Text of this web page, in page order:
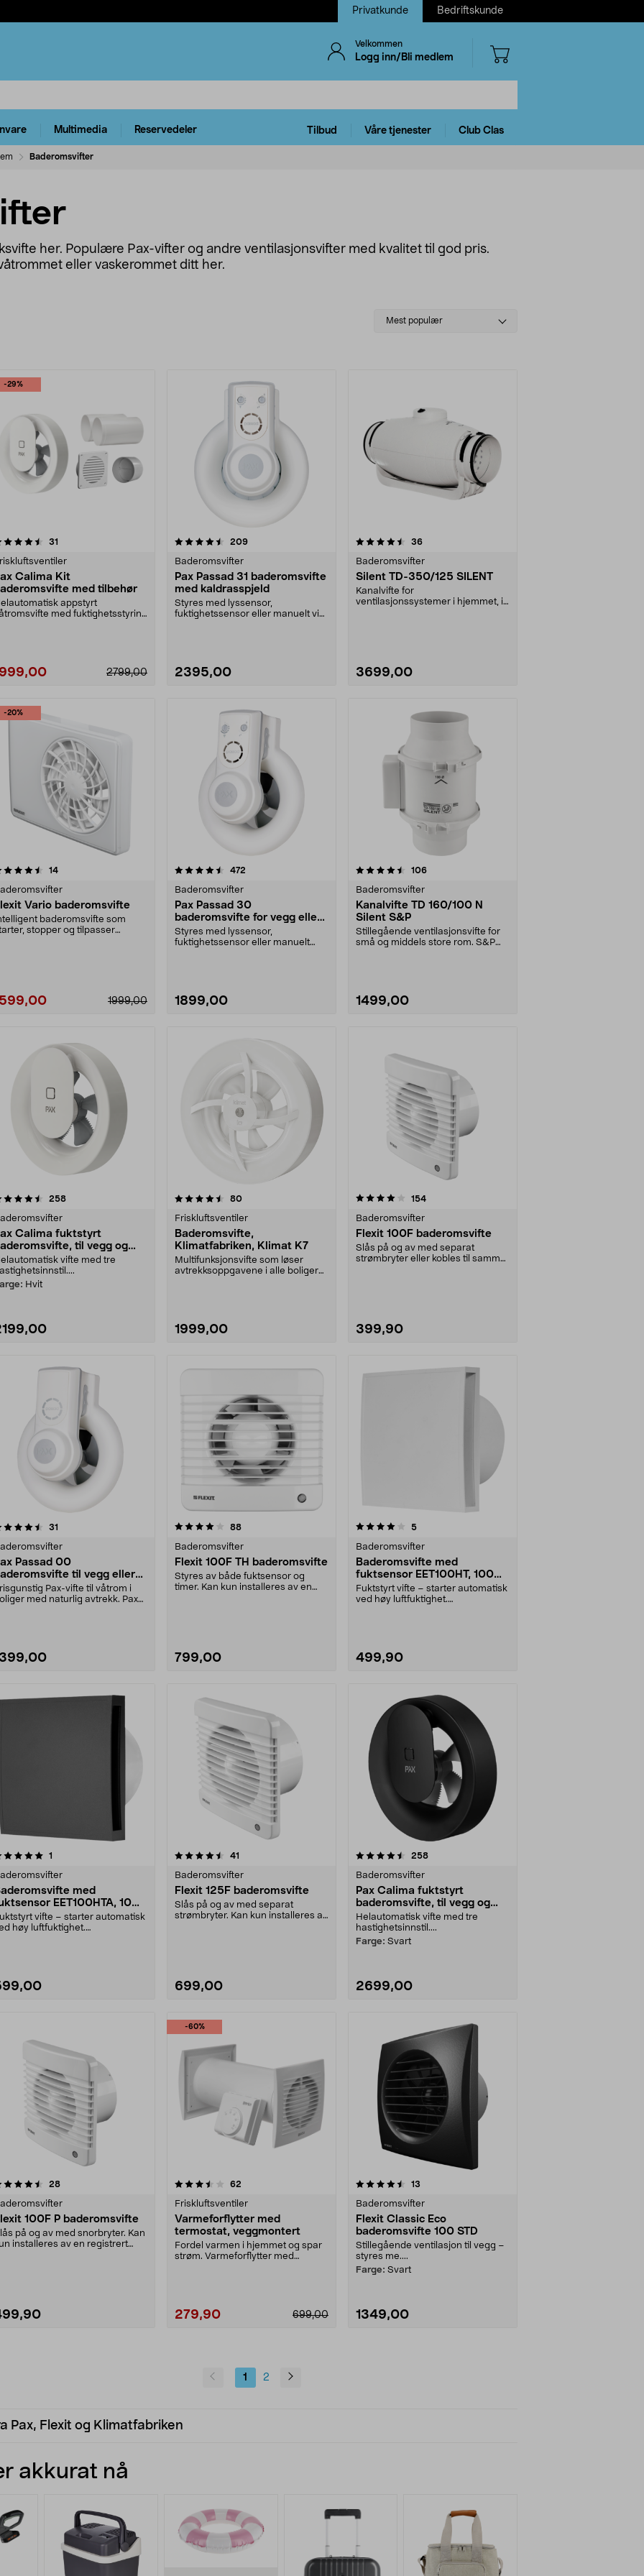
Privatkunde Bedriftskunde
Velkommen
Logg inn/Bli medlem
Multimedia Reservedeler Tilbud Våre tjenester Club Clas
Baderomsvifter
her. Populære Pax-vifter og andre ventilasjonsvifter med kvalitet til god pris.
eller vaskerommet ditt her.
Select
Mest populær
-29%
31
Calima Kit
med tilbehør
appstyrt
med fuktighetsstyring
2799,00
4.5 av 5 stjerner 209anmeldelser
Baderomsvifter
Pax Passad 31 baderomsvifte
med kaldrasspjeld
Styres med lyssensor,
fuktighetssensor eller manuelt via
2395,00
4.5 av 5 stjerner 36anmeldelser
Baderomsvifter
Silent TD-350/125 SILENT
Kanalvifte for
ventilasjonssystemer i hjemmet, i
3699,00
-20%
14anmeldelser
Vario baderomsvifte
baderomsvifte som
stopper og tilpasser
1999,00
4.5 av 5 stjerner 472
Baderomsvifter
Pax Passad 30
baderomsvifte for vegg eller
tak
Styres med lyssensor,
fuktighetssensor eller manuelt
1899,00
4.5 av 5 stjerner 106anmeldelser
Baderomsvifter
Kanalvifte TD 160/100 N
Silent S&P
Stillegående ventilasjonsvifte for
små og middels store rom. S&P
1499,00
258anmeldelser
Calima fuktstyrt
til vegg og
vifte med tre
Hvit
4.5 av 5 stjerner 80anmeldelser
Friskluftsventiler
Baderomsvifte,
Klimatfabriken, Klimat K7
Multifunksjonsvifte som løser
avtrekksoppgavene i alle boliger
1999,00
4.0 av 5 stjerner 154anmeldelser
Baderomsvifter
Flexit 100F baderomsvifte
Slås på og av med separat
strømbryter eller kobles til samme
399,90
31
Passad 00
til vegg eller
Pax-vifte til våtrom i
med naturlig avtrekk. Pax
4.0 av 5 stjerner 88anmeldelser
Baderomsvifter
Flexit 100F TH baderomsvifte
Styres av både fuktsensor og
timer. Kan kun installeres av en
799,00
4.0 av 5 stjerner 5anmeldelser
Baderomsvifter
Baderomsvifte med
fuktsensor EET100HT, 100
mm, hvit
Fuktstyrt vifte – starter automatisk
ved høy luftfuktighet.
499,90
1
med
EET100HTA, 100
svartvifte – starter automatisk
høy luftfuktighet.
4.5 av 5 stjerner 41
Baderomsvifter
Flexit 125F baderomsvifte
Slås på og av med separat
strømbryter. Kan kun installeres av
699,00
4.5 av 5 stjerner 258anmeldelser
Baderomsvifter
Pax Calima fuktstyrt
baderomsvifte, til vegg og
tak
Helautomatisk vifte med tre
hastighetsinnstil....
Farge: Svart
2699,00
28anmeldelser
100F P baderomsvifte
på og av med snorbryter. Kan
installeres av en registrert
-60%
3.5 av 5 stjerner 62
Friskluftsventiler
Varmeforflytter med
termostat, veggmontert
Fordel varmen i hjemmet og spar
strøm. Varmeforflytter med
279,90 699,00
4.5 av 5 stjerner 13
Baderomsvifter
Flexit Classic Eco
baderomsvifte 100 STD
Stillegående ventilasjon til vegg –
styres me....
Farge: Svart
1349,00
1 2
Pax, Flexit og Klimatfabriken
akkurat nå